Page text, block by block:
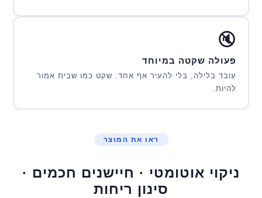
🔇
פעולה שקטה במיוחד
עובד בלילה, בלי להעיר אף אחד. שקט כמו שבית אמור
להיות.
ראו את המוצר
ניקוי אוטומטי · חיישנים חכמים ·
סינון ריחות